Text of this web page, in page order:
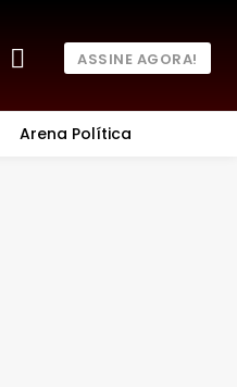
ASSINE AGORA!
Arena Política